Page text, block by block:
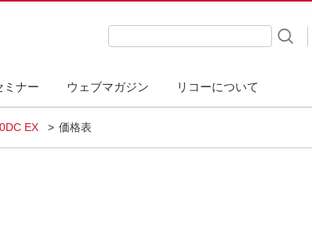
ミナー ウェブマガジン リコーについて
検索キーワード入力
EX 価格表